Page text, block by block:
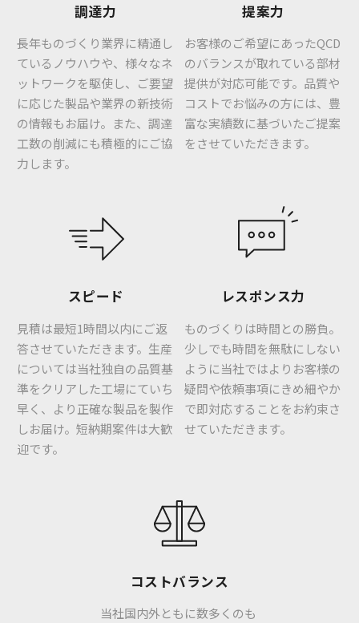
調達力
長年ものづくり業界に精通し
ているノウハウや、様々なネ
ットワークを駆使し、ご要望
に応じた製品や業界の新技術
の情報もお届け。また、調達
工数の削減にも積極的にご協
力します。
提案力
お客様のご希望にあったQCD
のバランスが取れている部材
提供が対応可能です。品質や
コストでお悩みの方には、豊
富な実績数に基づいたご提案
をさせていただきます。
スピード
見積は最短1時間以内にご返
答させていただきます。生産
については当社独自の品質基
準をクリアした工場にていち
早く、より正確な製品を製作
しお届け。短納期案件は大歓
迎です。
レスポンス力
ものづくりは時間との勝負。
少しでも時間を無駄にしない
ように当社ではよりお客様の
疑問や依頼事項にきめ細やか
で即対応することをお約束さ
せていただきます。
コストバランス
当社国内外ともに数多くのも